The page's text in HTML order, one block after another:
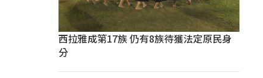
西拉雅成第17族 仍有8族待獲法定原民身
分